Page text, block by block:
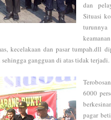
dan
Situasi
kecelakaan dan pasar tumpah.dll
gangguan di atas tidak terjadi.
6000
pagar